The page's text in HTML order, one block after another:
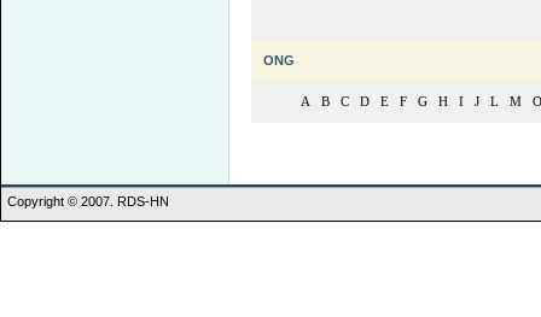
ONG
A B C D E F G H I J L M O
Copyright © 2007. RDS-HN